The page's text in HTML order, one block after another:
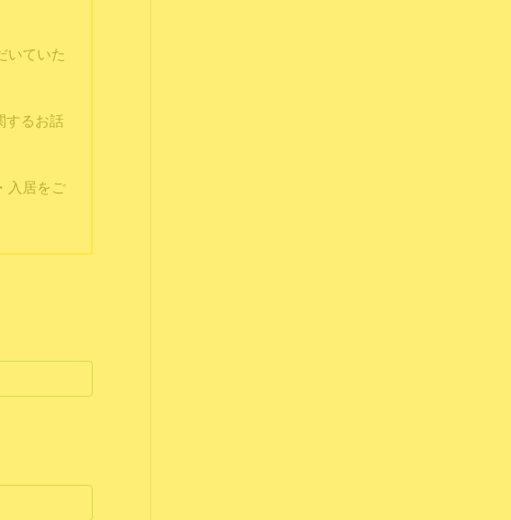
いていた
するお話
入居をご